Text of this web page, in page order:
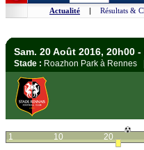
Actualité | Résultats &
Sam. 20 Août 2016, 20h00
Stade : Roazhon Park à Rennes
1 10 20